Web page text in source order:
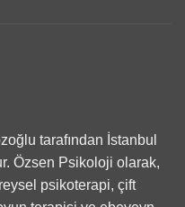
tarafından İstanbul
Özsen Psikoloji olarak,
psikoterapi, çift